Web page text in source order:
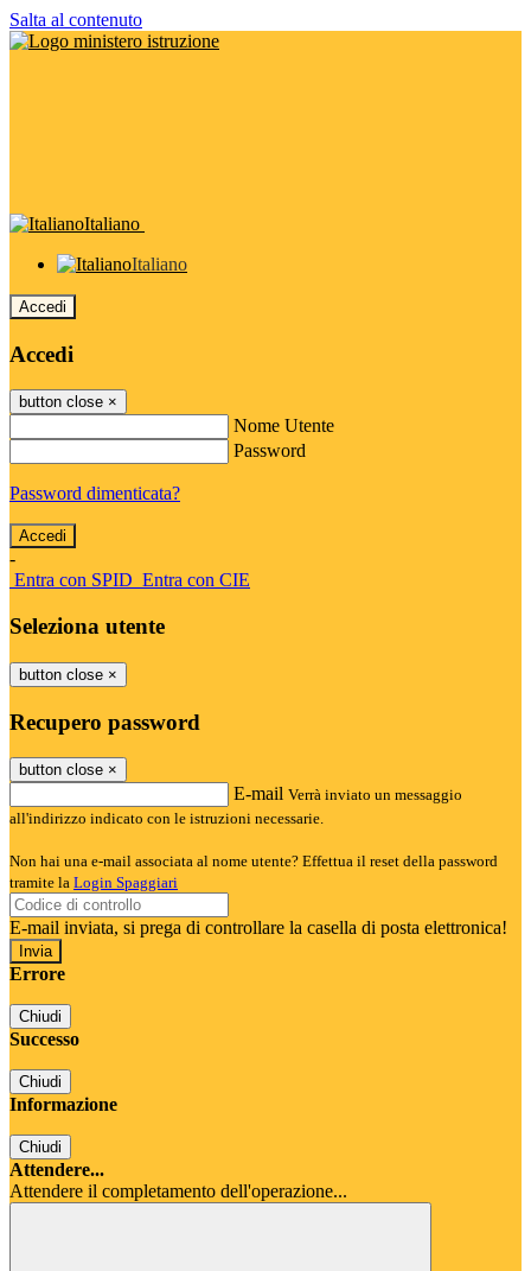
Salta al contenuto
Italiano
Italiano
Accedi
Accedi
button close ×
Nome Utente
Password
Password dimenticata?
-
Entra con SPID Entra con CIE
Seleziona utente
button close ×
Recupero password
button close ×
E-mail Verrà inviato un messaggio
all'indirizzo indicato con le istruzioni necessarie.
Non hai una e-mail associata al nome utente? Effettua il reset della password
tramite la Login Spaggiari
E-mail inviata, si prega di controllare la casella di posta elettronica!
Errore
Chiudi
Successo
Chiudi
Informazione
Chiudi
Attendere...
Attendere il completamento dell'operazione...